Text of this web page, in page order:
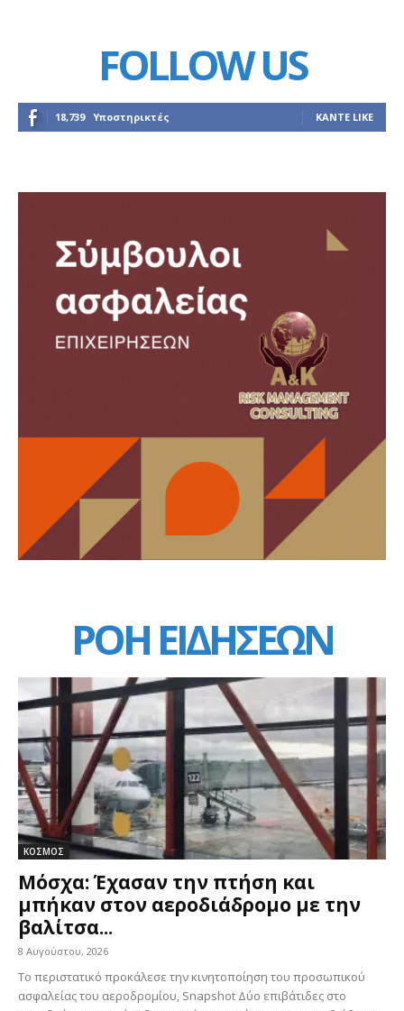
FOLLOW US
18,739 Υποστηρικτές ΚΆΝΤΕ LIKE
ΡΟΗ ΕΙΔΗΣΕΩΝ
ΚΟΣΜΟΣ
Μόσχα: Έχασαν την πτήση και
μπήκαν στον αεροδιάδρομο με την
βαλίτσα...
8 Αυγούστου, 2026
Το περιστατικό προκάλεσε την κινητοποίηση του προσωπικού
ασφαλείας του αεροδρομίου, Snapshot Δύο επιβάτιδες στο